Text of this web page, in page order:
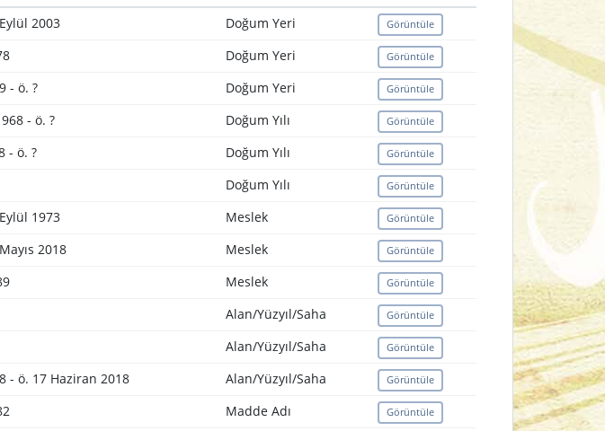
2003 Doğum Yeri Görüntüle
Doğum Yeri Görüntüle
- ö. ? Doğum Yeri Görüntüle
- ö. ? Doğum Yılı Görüntüle
- ö. ? Doğum Yılı Görüntüle
Doğum Yılı Görüntüle
1973 Meslek Görüntüle
2018 Meslek Görüntüle
Meslek Görüntüle
Alan/Yüzyıl/Saha Görüntüle
Alan/Yüzyıl/Saha Görüntüle
- ö. 17 Haziran 2018 Alan/Yüzyıl/Saha Görüntüle
Madde Adı Görüntüle